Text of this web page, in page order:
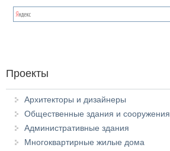
Проекты
Архитекторы и дизайнеры
Общественные здания и сооружения
Административные здания
Многоквартирные жилые дома